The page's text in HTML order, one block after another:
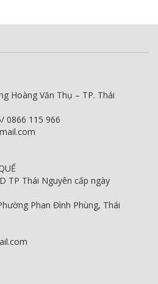
Hoàng Văn Thụ – TP. Thái
0866 115 966
TP Thái Nguyên cấp ngày
Phan Đình Phùng, Thái